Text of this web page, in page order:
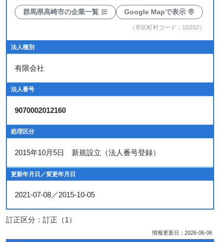
群馬県高崎市の企業一覧 Google Mapで表示
（市区町村コード：10202）
法人種別
有限会社
法人番号
9070002012160
処理区分
2015年10月5日 新規設立（法人番号登録）
更新年月日／変更年月日
2021-07-08／2015-10-05
訂正区分：訂正（1）
情報更新日：2026-06-06